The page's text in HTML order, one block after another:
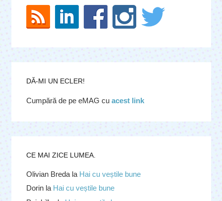
DĂ-MI UN ECLER!
Cumpără de pe eMAG cu acest link
CE MAI ZICE LUMEA.
Olivian Bredala Hai cu veștile bune
Dorinla Hai cu veștile bune